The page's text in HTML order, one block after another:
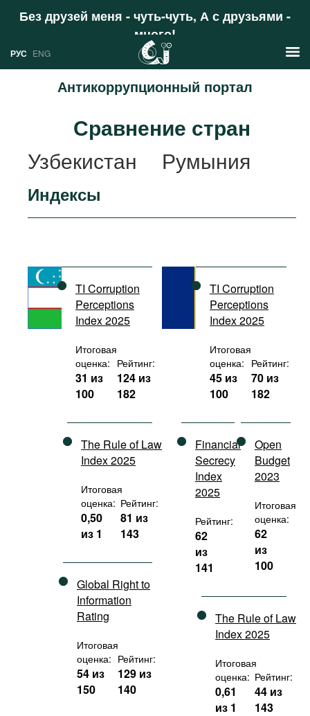
Без друзей меня - чуть-чуть, А с друзьями -
много!
Поддержать
РУС ENG
Антикоррупционный портал
Аналитика
Стран
Ресурсы
Документы международных
организаций
Фильмы
Подкасты
Книжная полка
Сравнение стран
Узбекистан
Румыния
Индексы
TI Corruption
Perceptions
Index 2025
Итоговая
оценка:
31 из
100
Рейтинг:
124 из
182
The Rule of Law
Index 2025
Итоговая
оценка:
0,50
из 1
Рейтинг:
81 из
143
Global Right to
Information
Rating
Итоговая
оценка:
54 из
150
Рейтинг:
129 из
140
TI Corruption
Perceptions
Index 2025
Итоговая
оценка:
45 из
100
Рейтинг:
70 из
182
Financial
Secrecy
Index
2025
Рейтинг:
62
из
141
Open
Budget
2023
Итоговая
оценка:
62
из
100
The Rule of Law
Index 2025
Итоговая
оценка:
0,61
из 1
Рейтинг:
44 из
143